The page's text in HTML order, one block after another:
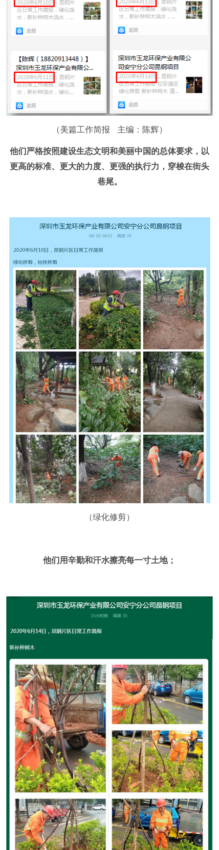
（美篇工作简报 主编：陈辉）
他们严格按照建设生态文明和美丽中国的总体要求，以
更高的标准、更大的力度、更强的执行力，穿梭在街头
巷尾。
（绿化修剪）
他们用辛勤和汗水擦亮每一寸土地；